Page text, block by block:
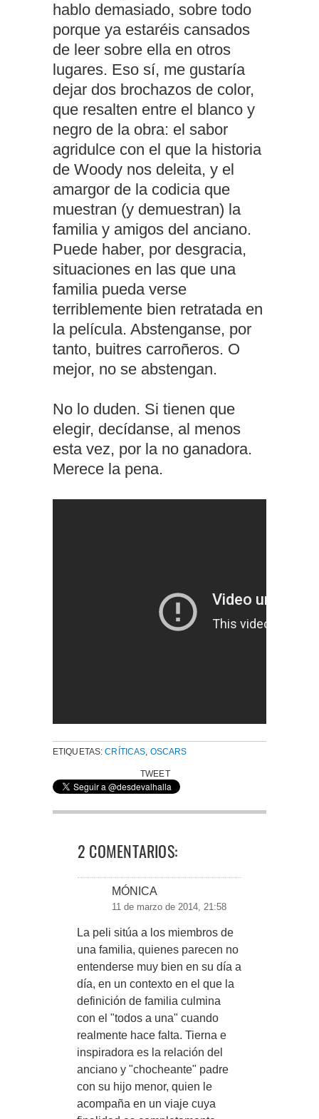
hablo demasiado, sobre todo
porque ya estaréis cansados
de leer sobre ella en otros
lugares. Eso sí, me gustaría
dejar dos brochazos de color,
que resalten entre el blanco y
negro de la obra: el sabor
agridulce con el que la historia
de Woody nos deleita, y el
amargor de la codicia que
muestran (y demuestran) la
familia y amigos del anciano.
Puede haber, por desgracia,
situaciones en las que una
familia pueda verse
terriblemente bien retratada en
la película. Abstenganse, por
tanto, buitres carroñeros. O
mejor, no se abstengan.
No lo duden. Si tienen que
elegir, decídanse, al menos
esta vez, por la no ganadora.
Merece la pena.
ETIQUETAS:CRÍTICAS OSCARS
TWEET
2 COMENTARIOS:
MÓNICA
11 de marzo de 2014, 21:58
La peli sitúa a los miembros de
una familia, quienes parecen no
entenderse muy bien en su día a
día, en un contexto en el que la
definición de familia culmina
con el "todos a una" cuando
realmente hace falta. Tierna e
inspiradora es la relación del
anciano y "chocheante" padre
con su hijo menor, quien le
acompaña en un viaje cuya